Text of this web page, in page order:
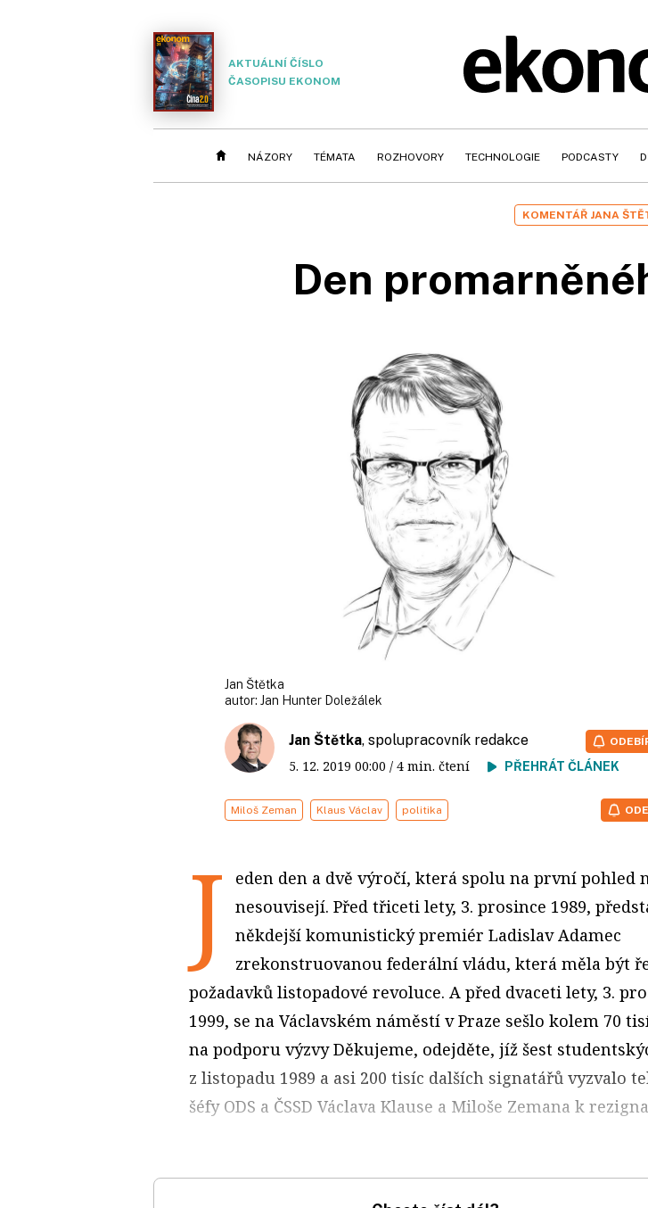
AKTUÁLNÍ ČÍSLO
ČASOPISU EKONOM
NÁZORY TÉMATA ROZHOVORY TECHNOLOGIE PODCASTY
KOMENTÁŘ JANA
Den
Jan Štětka
autor: Jan Hunter Doležálek
Jan Štětka, spolupracovník redakce
5. 12. 2019 00:00 / 4 min. čtení PŘEHRÁT ČLÁNEK
Miloš Zeman Klaus Václav politika
J
eden den a dvě výročí, která spolu na první pohled
nesouvisejí. Před třiceti lety, 3. prosince 1989,
někdejší komunistický premiér Ladislav Adamec
zrekonstruovanou federální vládu, která měla být
požadavků listopadové revoluce. A před dvaceti lety, 3.
1999, se na Václavském náměstí v Praze sešlo kolem 70
na podporu výzvy Děkujeme, odejděte, jíž šest
z listopadu 1989 a asi 200 tisíc dalších signatářů vyzvalo
šéfy ODS a ČSSD Václava Klause a Miloše Zemana k